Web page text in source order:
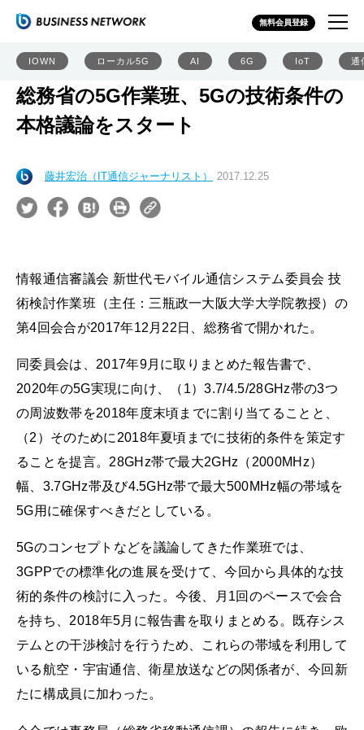
無料会員登録
IOWN ローカル5G AI 6G IoT 通
総務省の5G作業班、5Gの技術条件の
本格議論をスタート
藤井宏治（IT通信ジャーナリスト） 2017.12.25
情報通信審議会 新世代モバイル通信システム委員会 技
術検討作業班（主任：三瓶政一大阪大学大学院教授）の
第4回会合が2017年12月22日、総務省で開かれた。
同委員会は、2017年9月に取りまとめた報告書で、
2020年の5G実現に向け、（1）3.7/4.5/28GHz帯の3つ
の周波数帯を2018年度末頃までに割り当てることと、
（2）そのために2018年夏頃までに技術的条件を策定す
ることを提言。28GHz帯で最大2GHz（2000MHz）
幅、3.7GHz帯及び4.5GHz帯で最大500MHz幅の帯域を
5G用に確保すべきだとしている。
5Gのコンセプトなどを議論してきた作業班では、
3GPPでの標準化の進展を受けて、今回から具体的な技
術的条件の検討に入った。今後、月1回のペースで会合
を持ち、2018年5月に報告書を取りまとめる。既存シス
テムとの干渉検討を行うため、これらの帯域を利用して
いる航空・宇宙通信、衛星放送などの関係者が、今回新
たに構成員に加わった。